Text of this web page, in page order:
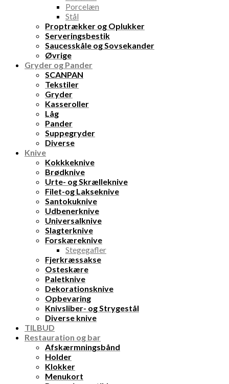
Porcelæn
Stål
Proptrækker og Oplukker
Serveringsbestik
Saucesskåle og Sovsekander
Øvrige
Gryder og Pander
SCANPAN
Tekstiler
Gryder
Kasseroller
Låg
Pander
Suppegryder
Diverse
Knive
Kokkkeknive
Brødknive
Urte- og Skrælleknive
Filet-og Lakseknive
Santokuknive
Udbenerknive
Universalknive
Slagterknive
Forskæreknive
Stegegafler
Fjerkræssakse
Osteskære
Paletknive
Dekorationsknive
Opbevaring
Knivsliber- og Strygestål
Diverse knive
TILBUD
Restauration og bar
Afskærmningsbånd
Holder
Klokker
Menukort